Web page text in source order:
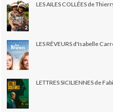
LES AILES COLLÉES de
LES RÊVEURS d'Isabelle
LETTRES SICILIENNES de